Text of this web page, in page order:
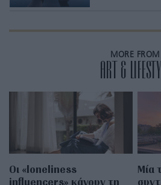
MORE FROM
ART &
Οι «loneliness
influencers» κάνουν τη
Μία